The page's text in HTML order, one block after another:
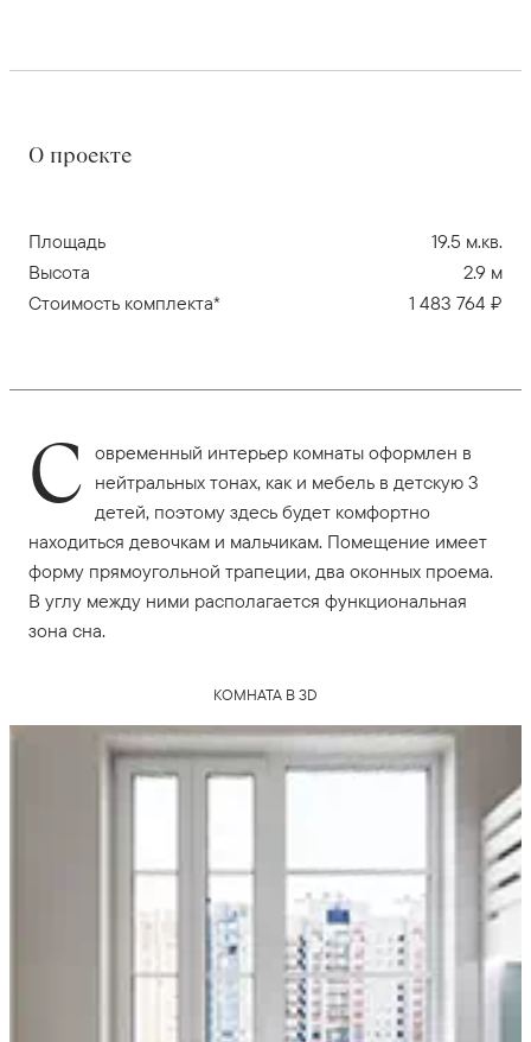
О проекте
Площадь
19.5 м.кв.
Высота
2.9 м
Стоимость комплекта*
1 483 764 ₽
С овременный интерьер комнаты оформлен в
нейтральных тонах, как и мебель в детскую 3
детей, поэтому здесь будет комфортно
находиться девочкам и мальчикам. Помещение имеет
форму прямоугольной трапеции, два оконных проема.
В углу между ними располагается функциональная
зона сна.
КОМНАТА В 3D